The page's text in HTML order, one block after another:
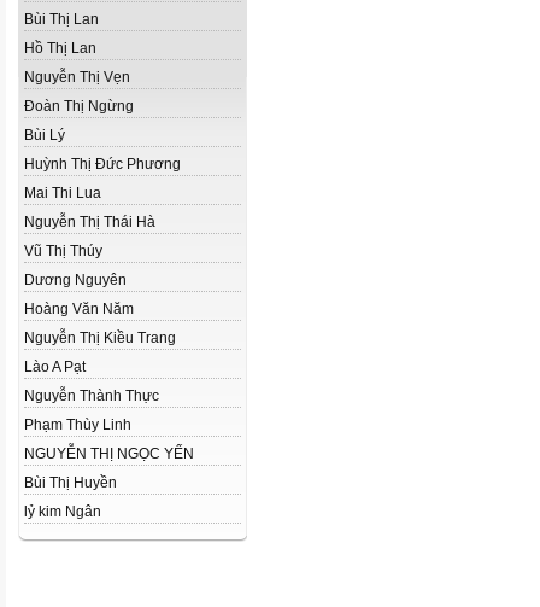
Bùi Thị Lan
Hồ Thị Lan
Nguyễn Thị Vẹn
Đoàn Thị Ngừng
Bùi Lý
Huỳnh Thị Đức Phương
Mai Thi Lua
Nguyễn Thị Thái Hà
Vũ Thị Thúy
Dương Nguyên
Hoàng Văn Năm
Nguyễn Thị Kiều Trang
Lào A Pạt
Nguyễn Thành Thực
Phạm Thùy Linh
NGUYỄN THỊ NGỌC YẾN
Bùi Thị Huyền
lỷ kim Ngân